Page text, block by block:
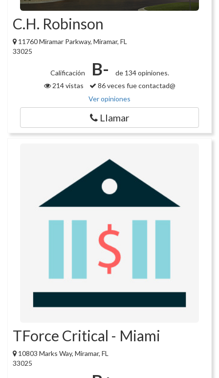
C.H. Robinson
11760 Miramar Parkway, Miramar, FL
33025
Calificación B-
de 134 opiniones.
214 vistas
86 veces fue contactad@
Ver opiniones
Llamar
TForce Critical - Miami
10803 Marks Way, Miramar, FL
33025